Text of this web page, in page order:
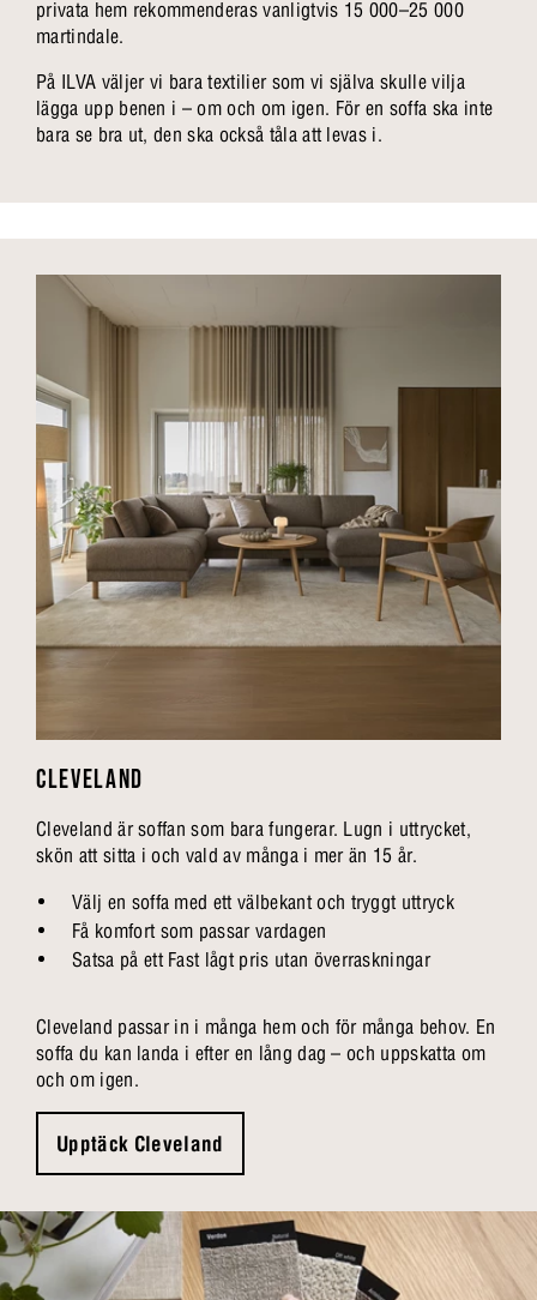
privata hem rekommenderas vanligtvis 15 000–25 000
martindale.
På ILVA väljer vi bara textilier som vi själva skulle vilja
lägga upp benen i – om och om igen. För en soffa ska inte
bara se bra ut, den ska också tåla att levas i.
CLEVELAND
Cleveland är soffan som bara fungerar. Lugn i uttrycket,
skön att sitta i och vald av många i mer än 15 år.
Välj en soffa med ett välbekant och tryggt uttryck
Få komfort som passar vardagen
Satsa på ett Fast lågt pris utan överraskningar
Cleveland passar in i många hem och för många behov. En
soffa du kan landa i efter en lång dag – och uppskatta om
och om igen.
Upptäck Cleveland